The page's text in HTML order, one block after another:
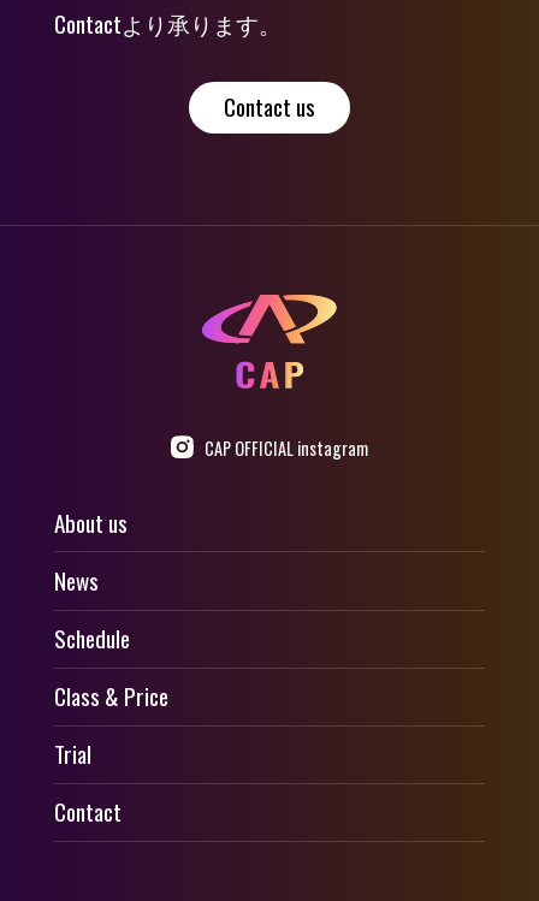
Contactより承ります。
Contact us
CAP OFFICIAL instagram
About us
News
Schedule
Class & Price
Trial
Contact